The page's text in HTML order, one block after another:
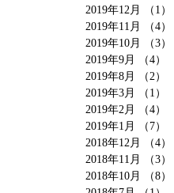
2019年12月
（1）
2019年11月
（4）
2019年10月
（3）
2019年9月
（4）
2019年8月
（2）
2019年3月
（1）
2019年2月
（4）
2019年1月
（7）
2018年12月
（4）
2018年11月
（3）
2018年10月
（8）